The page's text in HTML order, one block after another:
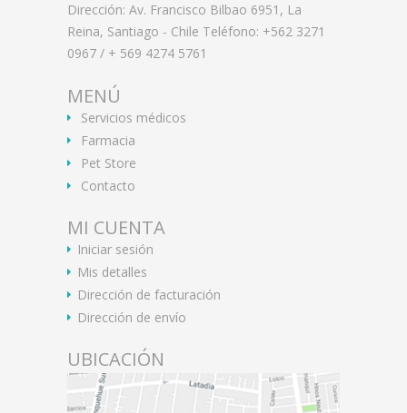
Dirección: Av. Francisco Bilbao 6951, La
Reina, Santiago - Chile Teléfono: +562 3271
0967 / + 569 4274 5761
MENÚ
Servicios médicos
Farmacia
Pet Store
Contacto
MI CUENTA
Iniciar sesión
Mis detalles
Dirección de facturación
Dirección de envío
UBICACIÓN